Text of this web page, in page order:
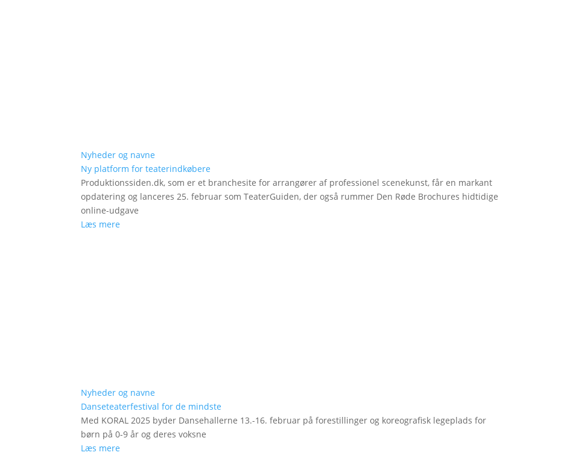
Nyheder og navne
Ny platform for teaterindkøbere
Produktionssiden.dk, som er et branchesite for arrangører af professionel scenekunst, får en markant
opdatering og lanceres 25. februar som TeaterGuiden, der også rummer Den Røde Brochures hidtidige
online-udgave
Læs mere
Nyheder og navne
Danseteaterfestival for de mindste
Med KORAL 2025 byder Dansehallerne 13.-16. februar på forestillinger og koreografisk legeplads for
børn på 0-9 år og deres voksne
Læs mere